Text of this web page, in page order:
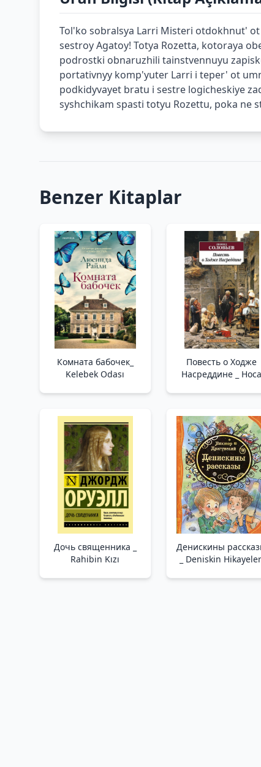
Tol'ko sobralsya Larri Misteri otdokhnut'
sestroy Agatoy! Totya Rozetta, kotoraya
podrostki obnaruzhili tainstvennuyu
portativnyy komp'yuter Larri i teper' ot
podkidyvayet bratu i sestre logicheskiye
syshchikam spasti totyu Rozettu, poka ne
Benzer Kitaplar
Комната бабочек_
Kelebek Odası
Повесть о Ходже
Насреддине _ Hoca
Дочь священника _
Rahibin Kızı
Денискины
_ Deniskin